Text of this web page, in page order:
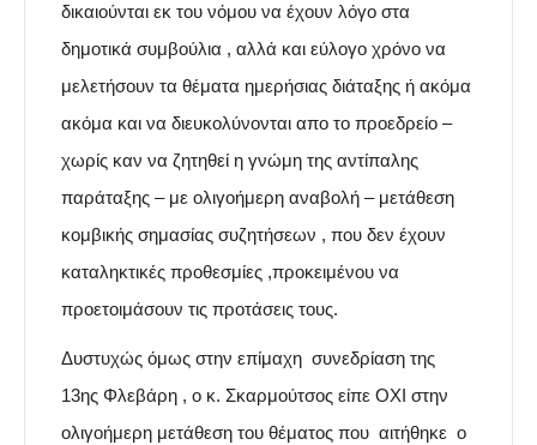
δικαιούνται εκ του νόμου να έχουν λόγο στα
δημοτικά συμβούλια , αλλά και εύλογο χρόνο να
μελετήσουν τα θέματα ημερήσιας διάταξης ή ακόμα
ακόμα και να διευκολύνονται απο το προεδρείο –
χωρίς καν να ζητηθεί η γνώμη της αντίπαλης
παράταξης – με ολιγοήμερη αναβολή – μετάθεση
κομβικής σημασίας συζητήσεων , που δεν έχουν
καταληκτικές προθεσμίες ,προκειμένου να
προετοιμάσουν τις προτάσεις τους.
Δυστυχώς όμως στην επίμαχη συνεδρίαση της
13ης Φλεβάρη , ο κ. Σκαρμούτσος είπε ΟΧΙ στην
ολιγοήμερη μετάθεση του θέματος που αιτήθηκε ο